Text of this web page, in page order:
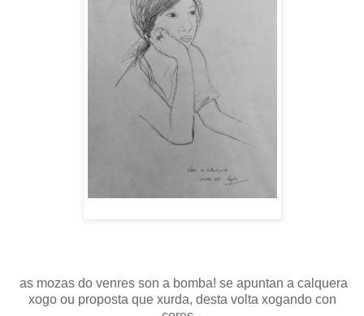
as mozas do venres son a bomba! se apuntan a calquera
xogo ou proposta que xurda, desta volta xogando con